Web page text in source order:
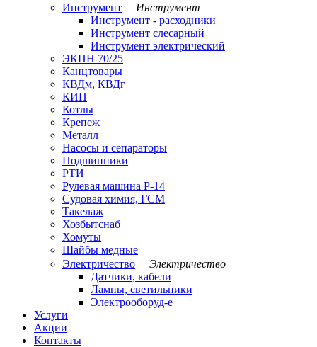
Инструмент
Инструмент
Инструмент - расходники
Инструмент слесарный
Инструмент электрический
ЭКПН 70/25
Канцтовары
КВДм, КВДг
КИП
Котлы
Крепеж
Металл
Насосы и сепараторы
Подшипники
РТИ
Рулевая машина Р-14
Судовая химия, ГСМ
Такелаж
Хозбытснаб
Хомуты
Шайбы медные
Электричество
Электричество
Датчики, кабели
Лампы, светильники
Электрооборуд-е
Услуги
Акции
Контакты